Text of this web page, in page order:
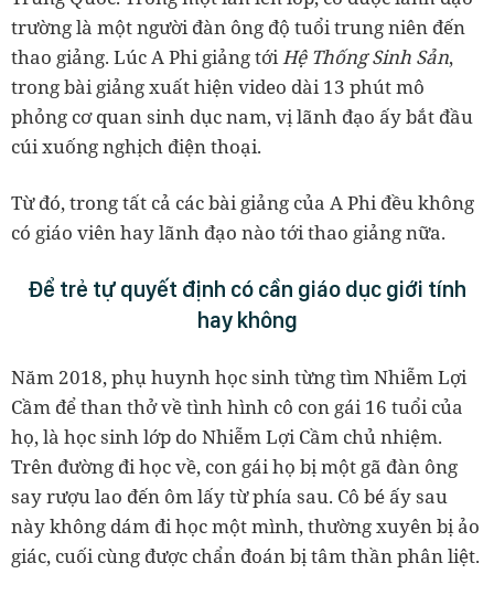
trường là một người đàn ông độ tuổi trung niên đến
thao giảng. Lúc A Phi giảng tớiHệ Thống Sinh Sản,
trong bài giảng xuất hiện video dài 13 phút mô
phỏng cơ quan sinh dục nam, vị lãnh đạo ấy bắt đầu
cúi xuống nghịch điện thoại.
Từ đó, trong tất cả các bài giảng của A Phi đều không
có giáo viên hay lãnh đạo nào tới thao giảng nữa.
Để trẻ tự quyết định có cần giáo dục giới tính
hay không
Năm 2018, phụ huynh học sinh từng tìm Nhiễm Lợi
Cầm để than thở về tình hình cô con gái 16 tuổi của
họ, là học sinh lớp do Nhiễm Lợi Cầm chủ nhiệm.
Trên đường đi học về, con gái họ bị một gã đàn ông
say rượu lao đến ôm lấy từ phía sau. Cô bé ấy sau
này không dám đi học một mình, thường xuyên bị ảo
giác, cuối cùng được chẩn đoán bị tâm thần phân liệt.